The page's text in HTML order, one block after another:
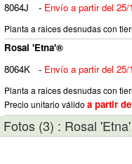
8064J
- Envío a partir del 25/
Planta a raices desnudas con
Rosal 'Etna'®
8064K
- Envío a partir del 25/
Planta a raices desnudas con
Precio unitario válido a partir
Fotos (3) : Rosal 'Etna'